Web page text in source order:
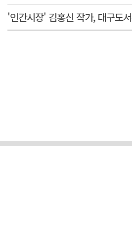
'인간시장' 김홍신 작가, 대구도